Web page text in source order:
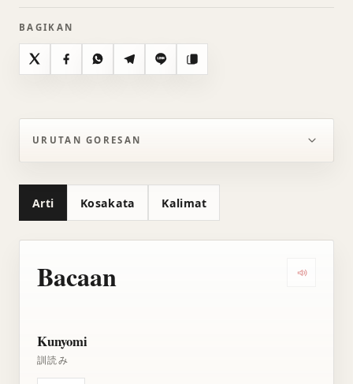
BAGIKAN
X FacebookWhatsAppTelegramLine Salin
URUTAN GORESAN
Arti Kosakata Kalimat
Bacaan
Kunyomi
訓読み